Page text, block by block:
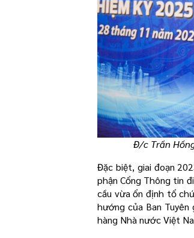
Đ/c Trần
Đặc biệt, giai đoạn
phận Cổng Thông tin
cầu vừa ổn định tổ
hướng của Ban Tuyên
hàng Nhà nước Việt